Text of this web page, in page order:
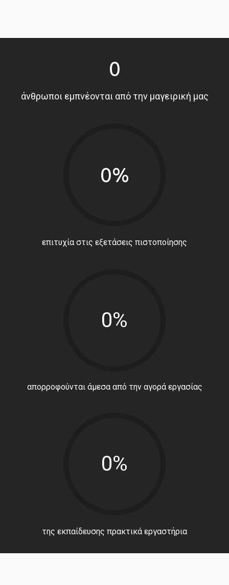
0
άνθρωποι εμπνέονται από την μαγειρική μας
0%
επιτυχία στις εξετάσεις πιστοποίησης
0%
απορροφούνται άμεσα από την αγορά εργασίας
0%
της εκπαίδευσης πρακτικά εργαστήρια